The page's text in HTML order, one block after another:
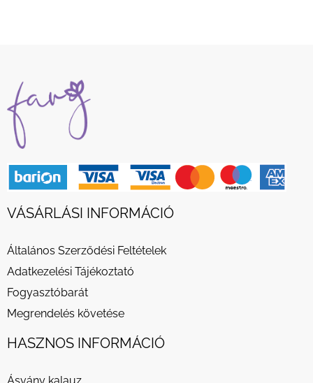
VÁSÁRLÁSI INFORMÁCIÓ
Általános Szerződési Feltételek
Adatkezelési Tájékoztató
Fogyasztóbarát
Megrendelés követése
HASZNOS INFORMÁCIÓ
Ásvány kalauz